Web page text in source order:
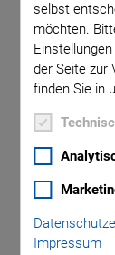
selbst
möchten.
der Seite zur
finden Sie in
Impressum
PI
VERSION /
zip-2 GB